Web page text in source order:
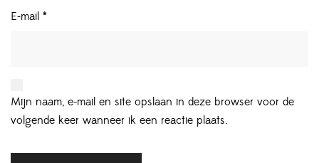
E-mail *
Mijn naam, e-mail en site opslaan in deze browser voor de
volgende keer wanneer ik een reactie plaats.